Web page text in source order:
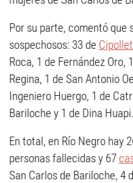
Por su parte, comentó que
sospechosos: 33 de
Roca, 1 de Fernández Oro,
Regina, 1 de San Antonio
Ingeniero Huergo, 1 de
Bariloche y 1 de Dina Huapi.
En total, en Río Negro hay
personas fallecidas y 67
San Carlos de Bariloche, 4